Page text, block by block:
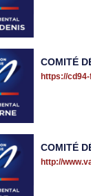
COMITÉ
https://
COMITÉ
http://